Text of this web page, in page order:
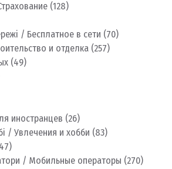
(128)
/ Бесплатное в сети (70)
и отделка (257)
(49)
иностранцев (26)
/ Увлечения и хобби (83)
/ Мобильные операторы (270)